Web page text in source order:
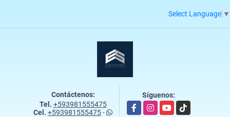
Select Language ▼
Contáctenos:
Tel. +593981555475
Cel. +593981555475-
Síguenos:
FacebookInstagramYouTubeTikTok